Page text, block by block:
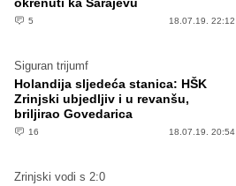
5 18.07.19. 22:12
Siguran trijumf
Holandija sljedeća stanica: HŠK
Zrinjski ubjedljiv i u revanšu,
briljirao Govedarica
16 18.07.19. 20:54
Zrinjski vodi s 2:0